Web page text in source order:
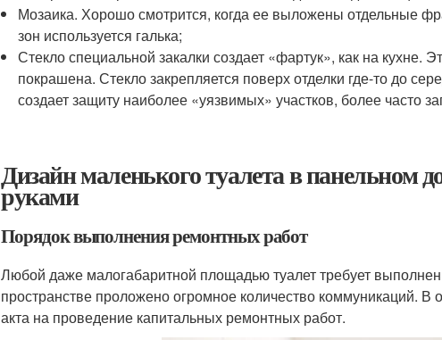
Мозаика. Хорошо смотрится, когда ее выложены отдельные
зон используется галька;
Стекло специальной закалки создает «фартук», как на кухне.
покрашена. Стекло закрепляется поверх отделки где-то до
создает защиту наиболее «уязвимых» участков, более часто
Дизайн маленького туалета в панельном
руками
Порядок выполнения ремонтных работ
Любой даже малогабаритной площадью туалет требует
пространстве проложено огромное количество коммуникаций.
акта на проведение капитальных ремонтных работ.